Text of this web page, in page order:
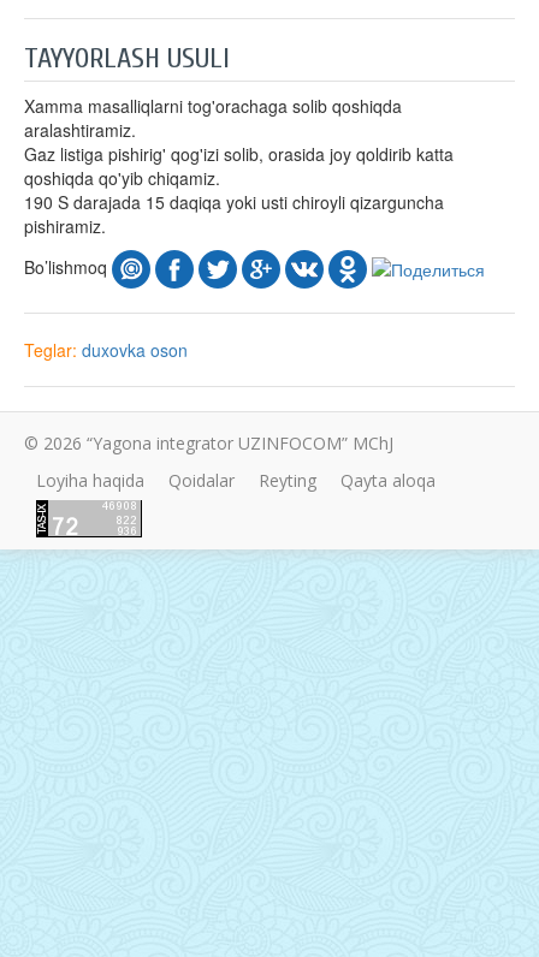
TAYYORLASH USULI
Xamma masalliqlarni tog'orachaga solib qoshiqda
aralashtiramiz.
Gaz listiga pishirig' qog'izi solib, orasida joy qoldirib katta
qoshiqda qo'yib chiqamiz.
190 S darajada 15 daqiqa yoki usti chiroyli qizarguncha
pishiramiz.
Bo’lishmoq
Teglar: duxovka oson
© 2026 “Yagona integrator UZINFOCOM” MChJ
Loyiha haqida
Qoidalar Reyting Qayta aloqa